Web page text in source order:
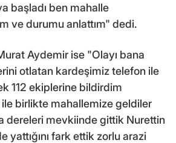
başladı ben mahalle
ve durumu anlattım" dedi.
Aydemir ise "Olayı bana
otlatan kardeşimiz telefon ile
112 ekiplerine bildirdim
birlikte mahallemize geldiler
dereleri mevkiinde gittik Nurettin
yattığını fark ettik zorlu arazi